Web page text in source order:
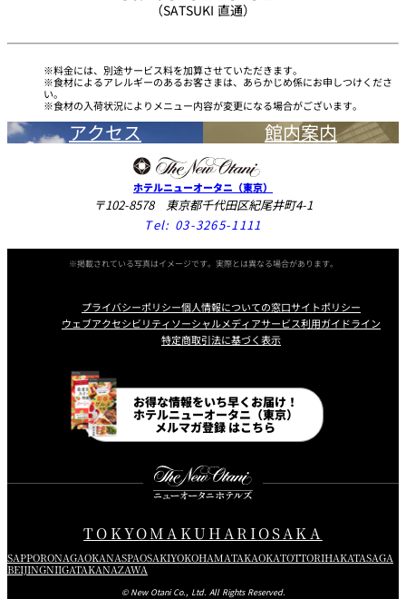
（SATSUKI 直通）
料金には、別途サービス料を加算させていただきます。
食材によるアレルギーのあるお客さまは、あらかじめ係にお申しつけくださ
い。
食材の入荷状況によりメニュー内容が変更になる場合がございます。
アクセス 館内案内
ホテルニューオータニ（東京）
〒102-8578 東京都千代田区紀尾井町4-1
Tel: 03-3265-1111
※掲載されている写真はイメージです。実際とは異なる場合があります。
プライバシーポリシー個人情報についての窓口サイトポリシー
ウェブアクセシビリティソーシャルメディアサービス利用ガイドライン
特定商取引法に基づく表示
お得な情報をいち早くお届け！
ホテルニューオータニ（東京）
メルマガ登録 はこちら
TOKYOMAKUHARIOSAKA
SAPPORONAGAOKANASPAOSAKIYOKOHAMATAKAOKATOTTORIHAKATASAGA
BEIJINGNIIGATAKANAZAWA
© New Otani Co., Ltd. All Rights Reserved.